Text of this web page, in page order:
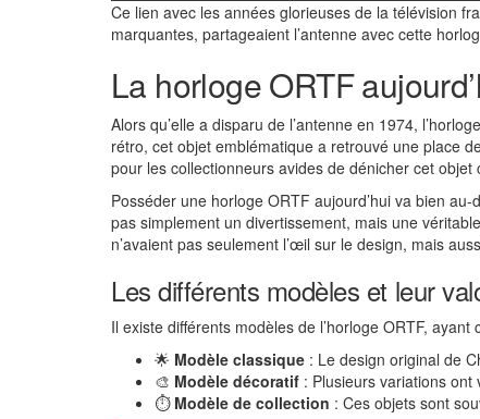
Ce lien avec les années glorieuses de la télévision
marquantes, partageaient l’antenne avec cette
La horloge ORTF
Alors qu’elle a disparu de l’antenne en 1974,
rétro, cet objet emblématique a retrouvé une place
pour les collectionneurs avides de dénicher cet objet
Posséder une horloge ORTF aujourd’hui va bien au-
pas simplement un divertissement, mais une
n’avaient pas seulement l’œil sur le design, mais
Les différents modèles et leur
Il existe différents modèles de l’horloge ORTF,
🌟 Modèle classique : Le design original de
🎨 Modèle décoratif : Plusieurs variations
⏱️ Modèle de collection : Ces objets sont